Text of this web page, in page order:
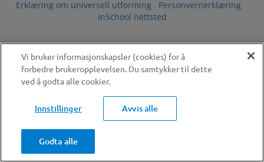
Erklæring om universell utforming
Personvernerklæring
InSchool nettsted
Vi bruker informasjonskapsler (cookies) for å
forbedre brukeropplevelsen. Du samtykker til dette
ved å godta alle cookier.
Innstillinger Avvis alle
Godta alle